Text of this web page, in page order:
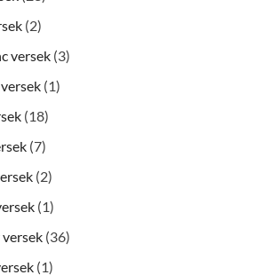
(2)
versek (3)
(1)
(18)
(7)
(2)
(1)
(36)
(1)